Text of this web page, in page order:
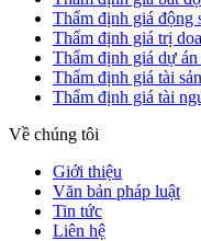
Thẩm định giá động
Thẩm định giá trị
Thẩm định giá dự
Thẩm định giá tài
Thẩm định giá tài
Về chúng tôi
Giới thiệu
Văn bản pháp luật
Tin tức
Liên hệ